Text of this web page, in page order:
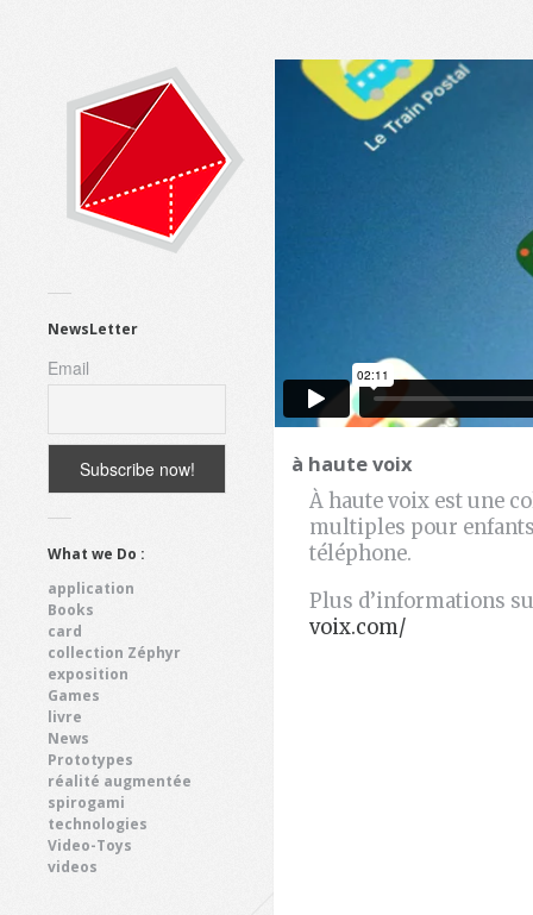
NewsLetter
Email
What we Do :
application
Books
card
collection Zéphyr
exposition
Games
livre
News
Prototypes
réalité augmentée
spirogami
technologies
Video-Toys
videos
à haute voix
À haute voix est une
multiples pour
téléphone.
Plus d’informations
voix.com/